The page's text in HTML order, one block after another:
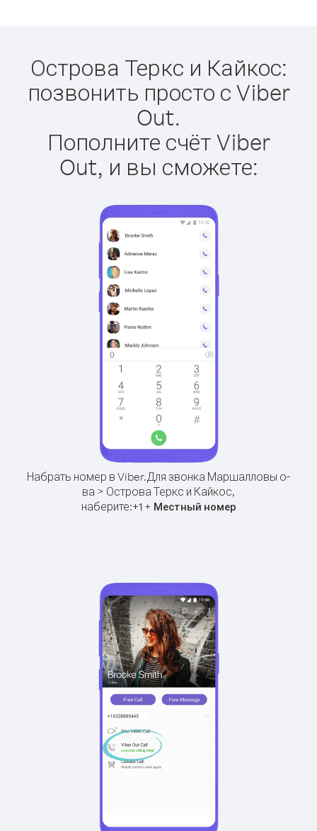
Острова Теркс и Кайкос:
позвонить просто с Viber
Out.
Пополните счёт Viber
Out, и вы сможете:
Набрать номер в Viber.Для звонка Маршалловы о-
ва > Острова Теркс и Кайкос,
наберите:+1+ Местный номер